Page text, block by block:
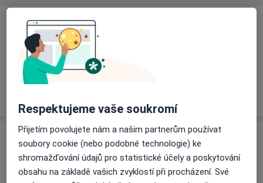
Ceník
Informace o službách a cenách nejsou k dispozici
Tento specialista ještě nepřidával žádné informace o
svých službách.
Adresa
Rehabilitace, fyzioterapie
Blanická 187/1068, Ostrava 72400
Respektujeme vaše soukromí
Přijetím povolujete nám a našim partnerům používat
soubory cookie (nebo podobné technologie) ke
shromažďování údajů pro statistické účely a poskytování
obsahu na základě vašich zvyklostí při procházení. Své